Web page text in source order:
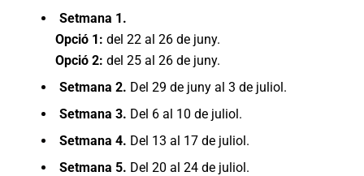
Setmana 1.
Opció 1: del 22 al 26 de juny.
Opció 2: del 25 al 26 de juny.
Setmana 2. Del 29 de juny al 3 de juliol.
Setmana 3. Del 6 al 10 de juliol.
Setmana 4. Del 13 al 17 de juliol.
Setmana 5. Del 20 al 24 de juliol.